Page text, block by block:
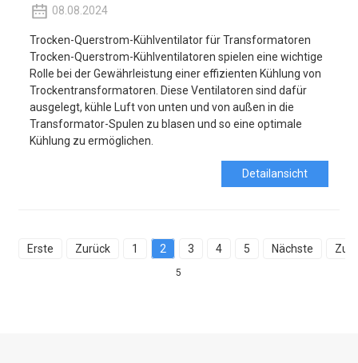
08.08.2024
Trocken-Querstrom-Kühlventilator für Transformatoren
Trocken-Querstrom-Kühlventilatoren spielen eine wichtige
Rolle bei der Gewährleistung einer effizienten Kühlung von
Trockentransformatoren. Diese Ventilatoren sind dafür
ausgelegt, kühle Luft von unten und von außen in die
Transformator-Spulen zu blasen und so eine optimale
Kühlung zu ermöglichen.
Detailansicht
Erste Zurück 1 2 3 4 5 Nächste
5